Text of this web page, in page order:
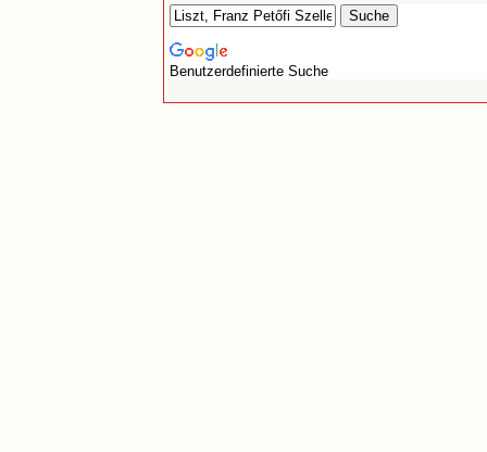
Benutzerdefinierte Suche